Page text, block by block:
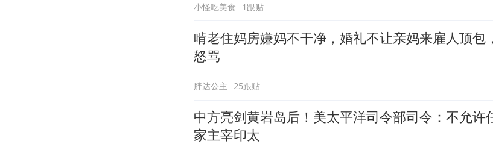
小怪吃美食 1跟贴
啃老住妈房嫌妈不干净，婚礼不让亲妈来雇人顶包
怒骂
胖达公主 25跟贴
中方亮剑黄岩岛后！美太平洋司令部司令：不允许
家主宰印太